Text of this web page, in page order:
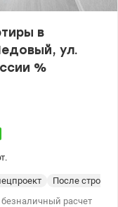
в
ул.
%
После
расчет